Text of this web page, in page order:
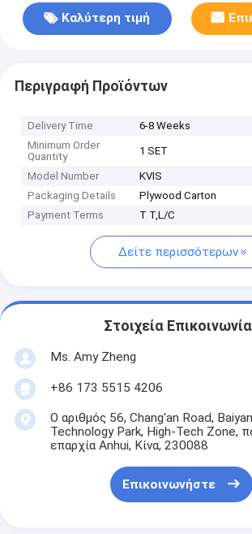
Καλύτερη τιμή
Περιγραφή Προϊόντων
Delivery Time
6-8 Weeks
Minimum Order
Quantity
1 SET
Model Number
KVIS
Packaging Details
Plywood Carton
Payment Terms
T T,L/C
Δείτε περισσότερων
Στοιχεία
Ms. Amy Zheng
+86 173 5515 4206
Ο αριθμός 56, Chang'an Road,
Technology Park, High-Tech Zone,
επαρχία Anhui, Κίνα, 230088
Επικοινωνήστε